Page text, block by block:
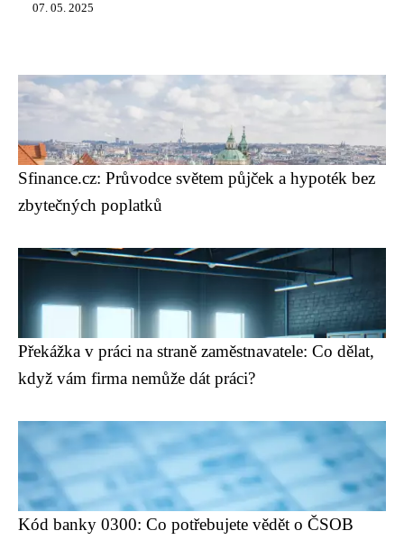
07. 05. 2025
Sfinance.cz: Průvodce světem půjček a hypoték bez
zbytečných poplatků
Překážka v práci na straně zaměstnavatele: Co dělat,
když vám firma nemůže dát práci?
Kód banky 0300: Co potřebujete vědět o ČSOB